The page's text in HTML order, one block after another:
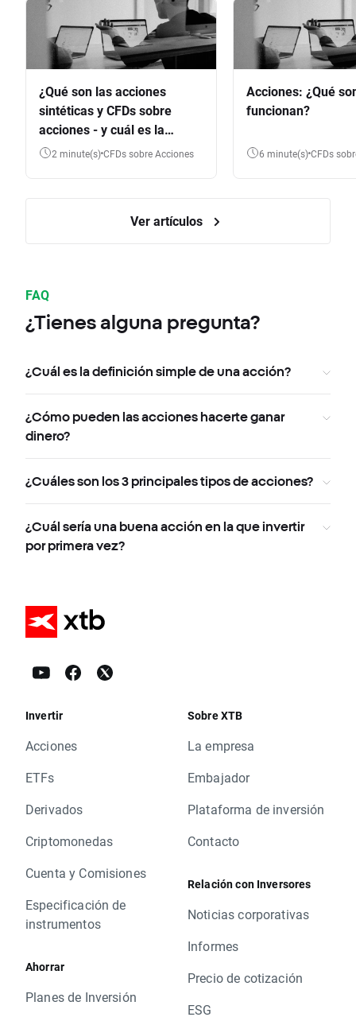
¿Qué son las acciones
sintéticas y CFDs sobre
acciones - y cuál es la
diferencia?
2 minute(s) CFDs sobre Acciones
Acciones: ¿Qué
funcionan?
6 minute(s) CFDs
Ver artículos
FAQ
¿Tienes alguna pregunta?
¿Cuál es la definición simple de una acción?
¿Cómo pueden las acciones hacerte ganar
dinero?
¿Cuáles son los 3 principales tipos de acciones?
¿Cuál sería una buena acción en la que invertir
por primera vez?
Invertir
Acciones
ETFs
Derivados
Criptomonedas
Cuenta y Comisiones
Especificación de
instrumentos
Ahorrar
Planes de Inversión
Sobre XTB
La empresa
Embajador
Plataforma de inversión
Contacto
Relación con Inversores
Noticias corporativas
Informes
Precio de cotización
ESG